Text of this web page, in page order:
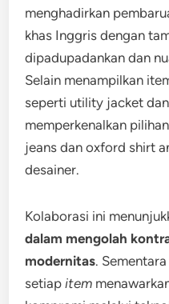
menghadirkan
khas Inggris dengan
dipadupadankan dan
Selain menampilkan
seperti utility jacket
memperkenalkan
jeans dan oxford shirt
desainer.
Kolaborasi ini
dalam mengolah
modernitas.
setiap item